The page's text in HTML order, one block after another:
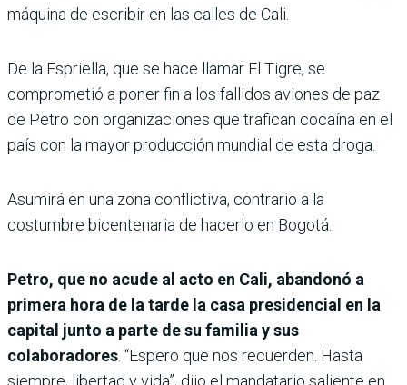
máquina de escribir en las calles de Cali.
De la Espriella, que se hace llamar El Tigre, se
comprometió a poner fin a los fallidos aviones de paz
de Petro con organizaciones que trafican cocaína en el
país con la mayor producción mundial de esta droga.
Asumirá en una zona conflictiva, contrario a la
costumbre bicentenaria de hacerlo en Bogotá.
Petro, que no acude al acto en Cali, abandonó a
primera hora de la tarde la casa presidencial en la
capital junto a parte de su familia y sus
colaboradores . “Espero que nos recuerden. Hasta
siempre, libertad y vida”, dijo el mandatario saliente en